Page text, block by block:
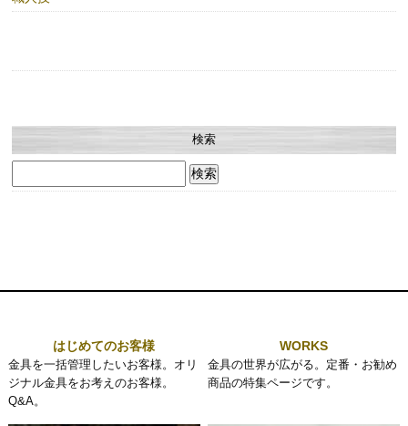
検索
索:
はじめてのお客様
金具を一括管理したいお客様。オリ
ジナル金具をお考えのお客様。
Q&A。
WORKS
金具の世界が広がる。定番・お勧め
商品の特集ページです。